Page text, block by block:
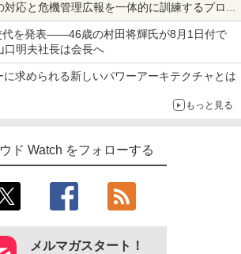
対応と危機管理広報を一体的に訓練するプログ
代を発表――46歳の村田将輝氏が8月1日付で
口明夫社長は会長へ
求められる新しいパワーアーキテクチャとは
もっと見る
ド Watch をフォローする
メルマガスタート！